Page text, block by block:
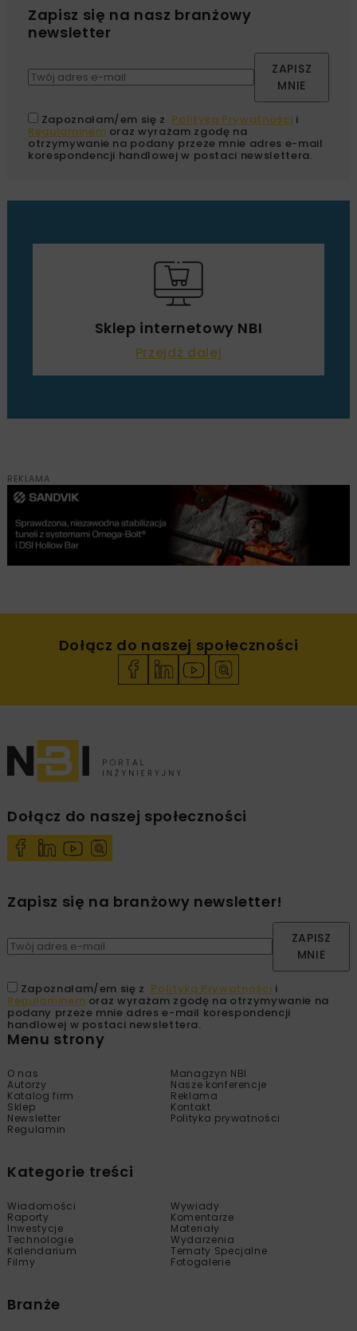
Zapisz się na nasz branżowy
newsletter
ZAPISZ
MNIE
Zapoznałam/em się z Polityką Prywatności i
Regulaminem oraz wyrażam zgodę na
otrzymywanie na podany przeze mnie adres e-mail
korespondencji handlowej w postaci newslettera.
Sklep internetowy NBI
Przejdź dalej
REKLAMA
Dołącz do naszej społeczności
Dołącz do naszej społeczności
Zapisz się na branżowy newsletter!
ZAPISZ
MNIE
Zapoznałam/em się z Polityką Prywatności i
Regulaminem oraz wyrażam zgodę na otrzymywanie na
podany przeze mnie adres e-mail korespondencji
handlowej w postaci newslettera.
Menu strony
O nas
Managzyn NBI
Autorzy
Nasze konferencje
Katalog firm
Reklama
Sklep
Kontakt
Newsletter
Polityka prywatności
Regulamin
Kategorie treści
Wiadomości
Wywiady
Raporty
Komentarze
Inwestycje
Materiały
Technologie
Wydarzenia
Kalendarium
Tematy Specjalne
Filmy
Fotogalerie
Branże